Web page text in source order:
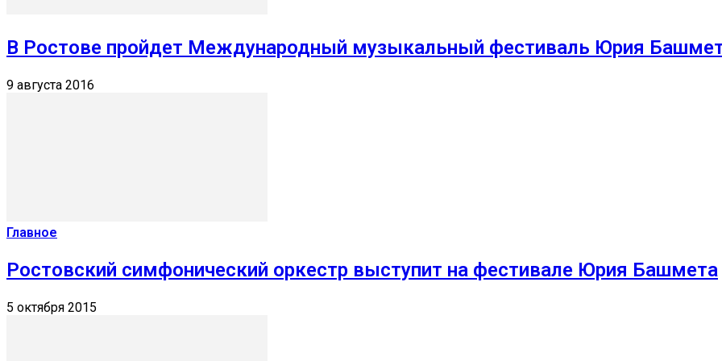
В Ростове пройдет Международный музыкальный фестиваль Юрия
9 августа 2016
Главное
Ростовский симфонический оркестр выступит на фестивале Юрия Башмета
5 октября 2015